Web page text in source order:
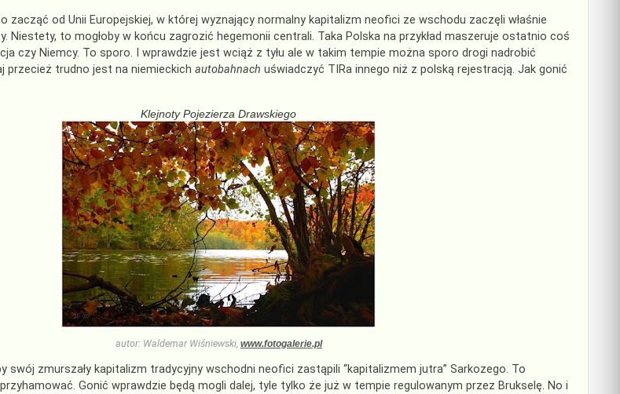
zacząć od Unii Europejskiej, w której wyznający normalny kapitalizm neofici ze wschodu zaczęli właśnie
Niestety, to mogłoby w końcu zagrozić hegemonii centrali. Taka Polska na przykład maszeruje ostatnio coś
czy Niemcy. To sporo. I wprawdzie jest wciąż z tyłu ale w takim tempie można sporo drogi nadrobić
przecież trudno jest na niemieckich autobahnach uświadczyć TIRainnego niż z polską rejestracją. Jak gonić
Klejnoty Pojezierza Drawskiego
autor: Waldemar Wiśniewski, www.fotogalerie.pl
swój zmurszały kapitalizm tradycyjny wschodni neofici zastąpili “kapitalizmem jutra” Sarkozego. To
Gonić wprawdzie będą mogli dalej, tyle tylko że już w tempie regulowanym przez Brukselę. No i